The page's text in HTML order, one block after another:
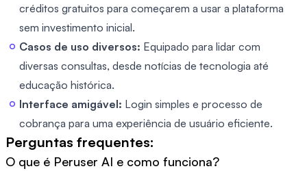
créditos gratuitos para começarem a usar a plataforma
sem investimento inicial.
Casos de uso diversos: Equipado para lidar com
diversas consultas, desde notícias de tecnologia até
educação histórica.
Interface amigável: Login simples e processo de
cobrança para uma experiência de usuário eficiente.
Perguntas frequentes:
O que é Peruser AI e como funciona?